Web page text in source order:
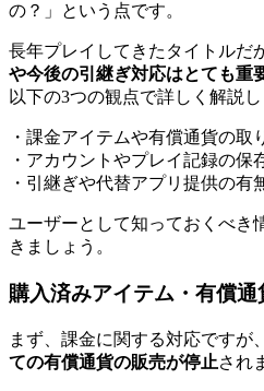
の？」という点です。
長年プレイしてきたタイトルだ
や今後の引継ぎ対応はとても重
以下の3つの観点で詳しく解説し
・課金アイテムや有償通貨の取
・アカウントやプレイ記録の保
・引継ぎや代替アプリ提供の有
ユーザーとして知っておくべき
きましょう。
購入済みアイテム・有償
まず、課金に関する対応ですが、
ての有償通貨の販売が停止され